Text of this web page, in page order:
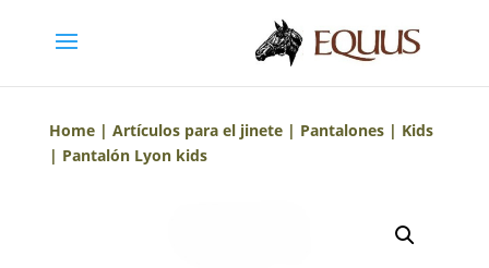
Home| Artículos para el jinete| Pantalones| Kids
| Pantalón Lyon kids